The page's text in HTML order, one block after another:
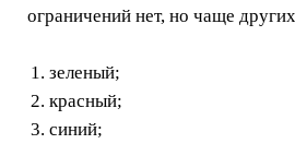
ограничений нет, но чаще
зеленый;
красный;
синий;